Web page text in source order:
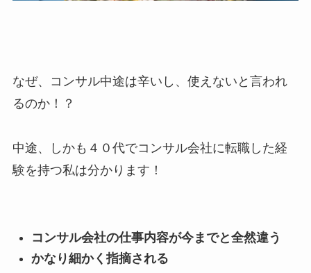
なぜ、コンサル中途は辛いし、使えないと言われ
るのか！？
中途、しかも４０代でコンサル会社に転職した経
験を持つ私は分かります！
コンサル会社の仕事内容が今までと全然違う
かなり細かく指摘される